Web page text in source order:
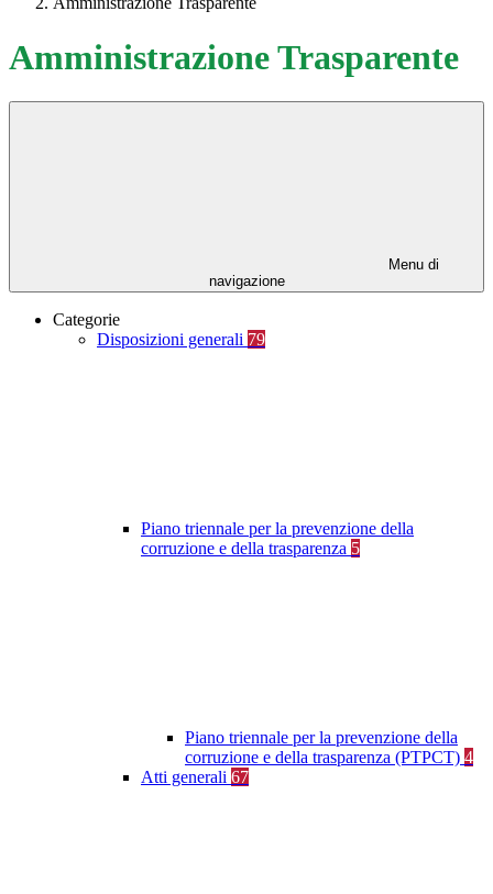
Amministrazione Trasparente
Menu di
navigazione
Categorie
Disposizioni generali 79
Piano triennale per la prevenzione della
corruzione e della trasparenza 5
Piano triennale per la prevenzione della
corruzione e della trasparenza (PTPCT) 4
Atti generali 67